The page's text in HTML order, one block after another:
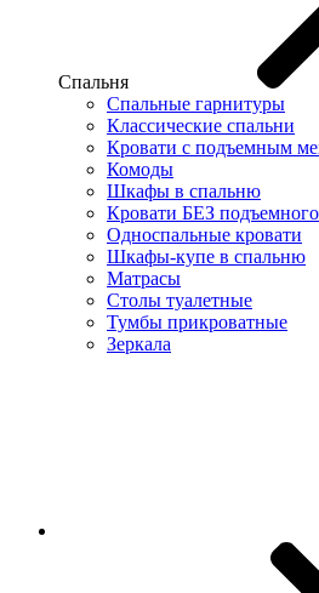
Спальня
Спальные гарнитуры
Классические спальни
Кровати с подъемным
Комоды
Шкафы в спальню
Кровати БЕЗ
Односпальные кровати
Шкафы-купе в спальню
Матрасы
Столы туалетные
Тумбы прикроватные
Зеркала